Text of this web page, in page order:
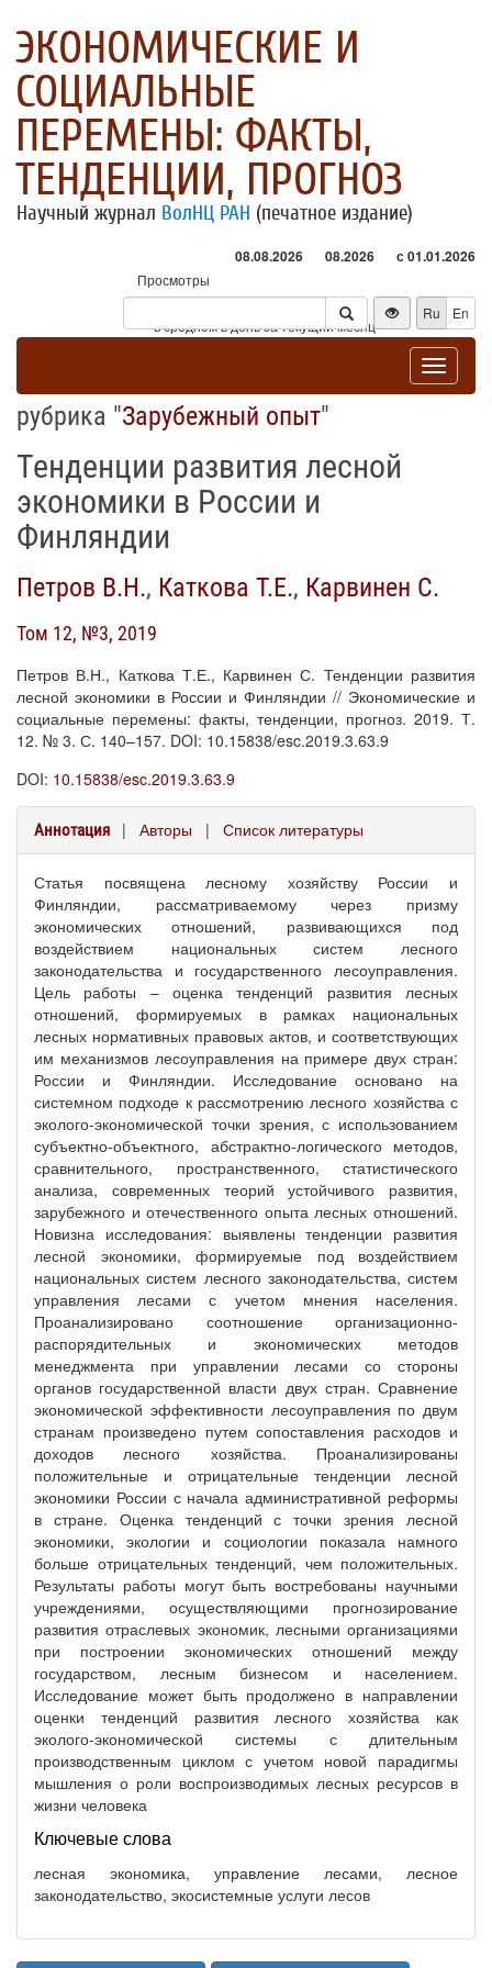
ЭКОНОМИЧЕСКИЕ И
СОЦИАЛЬНЫЕ
ПЕРЕМЕНЫ: ФАКТЫ,
ТЕНДЕНЦИИ, ПРОГНОЗ
Научный журнал ВолНЦ РАН (печатное издание)
08.08.2026 08.2026 с 01.01.2026
Просмотры
Посетители
* - в среднем в день за текущий месяц
Ru En
Toggle
рубрика "Зарубежный опыт"
Тенденции развития лесной
экономики в России и
Финляндии
Петров В.Н., Каткова Т.Е., Карвинен С.
Том 12, №3, 2019
Петров В.Н., Каткова Т.Е., Карвинен С. Тенденции развития
лесной экономики в России и Финляндии // Экономические и
социальные перемены: факты, тенденции, прогноз. 2019. Т.
12. № 3. С. 140–157. DOI: 10.15838/esc.2019.3.63.9
DOI: 10.15838/esc.2019.3.63.9
Аннотация | Авторы | Список литературы
Статья посвящена лесному хозяйству России и
Финляндии, рассматриваемому через призму
экономических отношений, развивающихся под
воздействием национальных систем лесного
законодательства и государственного лесоуправления.
Цель работы – оценка тенденций развития лесных
отношений, формируемых в рамках национальных
лесных нормативных правовых актов, и соответствующих
им механизмов лесоуправления на примере двух стран:
России и Финляндии. Исследование основано на
системном подходе к рассмотрению лесного хозяйства с
эколого-экономической точки зрения, с использованием
субъектно-объектного, абстрактно-логического методов,
сравнительного, пространственного, статистического
анализа, современных теорий устойчивого развития,
зарубежного и отечественного опыта лесных отношений.
Новизна исследования: выявлены тенденции развития
лесной экономики, формируемые под воздействием
национальных систем лесного законодательства, систем
управления лесами с учетом мнения населения.
Проанализировано соотношение организационно-
распорядительных и экономических методов
менеджмента при управлении лесами со стороны
органов государственной власти двух стран. Сравнение
экономической эффективности лесоуправления по двум
странам произведено путем сопоставления расходов и
доходов лесного хозяйства. Проанализированы
положительные и отрицательные тенденции лесной
экономики России с начала административной реформы
в стране. Оценка тенденций с точки зрения лесной
экономики, экологии и социологии показала намного
больше отрицательных тенденций, чем положительных.
Результаты работы могут быть востребованы научными
учреждениями, осуществляющими прогнозирование
развития отраслевых экономик, лесными организациями
при построении экономических отношений между
государством, лесным бизнесом и населением.
Исследование может быть продолжено в направлении
оценки тенденций развития лесного хозяйства как
эколого-экономической системы с длительным
производственным циклом с учетом новой парадигмы
мышления о роли воспроизводимых лесных ресурсов в
жизни человека
Ключевые слова
лесная экономика, управление лесами, лесное
законодательство, экосистемные услуги лесов